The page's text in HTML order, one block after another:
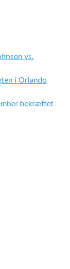
vs.
i Orlando
bekræftet